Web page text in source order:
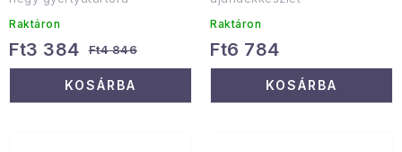
Raktáron
Ft3 384 Ft4 846
KOSÁRBA
Raktáron
Ft6 784
KOSÁRBA